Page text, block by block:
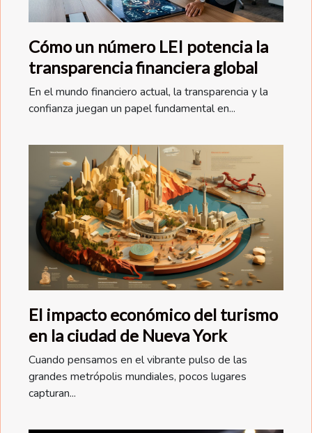
Cómo un número LEI potencia la
transparencia financiera global
En el mundo financiero actual, la transparencia y la
confianza juegan un papel fundamental en...
El impacto económico del turismo
en la ciudad de Nueva York
Cuando pensamos en el vibrante pulso de las
grandes metrópolis mundiales, pocos lugares
capturan...